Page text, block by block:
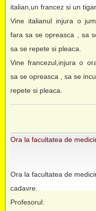
italian,un francez si un
Vine italianul injura o
fara sa se opreasca , sa
sa se repete si pleaca.
Vine francezul,injura o
sa se opreasca , sa se
repete si pleaca.
Ora la facultatea de
Ora la facultatea de
cadavre.
Profesorul: